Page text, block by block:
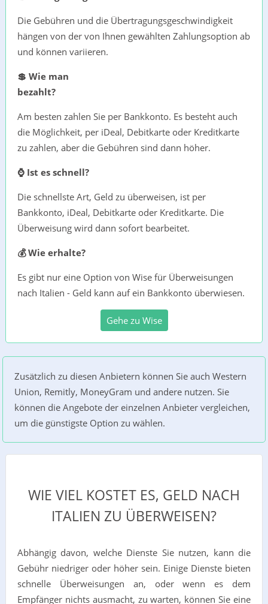
Die Gebühren und die Übertragungsgeschwindigkeit
hängen von der von Ihnen gewählten Zahlungsoption ab
und können variieren.
💲 Wie man
bezahlt?
Am besten zahlen Sie per Bankkonto. Es besteht auch
die Möglichkeit, per iDeal, Debitkarte oder Kreditkarte
zu zahlen, aber die Gebühren sind dann höher.
⌚ Ist es schnell?
Die schnellste Art, Geld zu überweisen, ist per
Bankkonto, iDeal, Debitkarte oder Kreditkarte. Die
Überweisung wird dann sofort bearbeitet.
💰 Wie erhalte?
Es gibt nur eine Option von Wise für Überweisungen
nach Italien - Geld kann auf ein Bankkonto überwiesen.
Gehe zu Wise
Zusätzlich zu diesen Anbietern können Sie auch Western
Union, Remitly, MoneyGram und andere nutzen. Sie
können die Angebote der einzelnen Anbieter vergleichen,
um die günstigste Option zu wählen.
WIE VIEL KOSTET ES, GELD NACH
ITALIEN ZU ÜBERWEISEN?
Abhängig davon, welche Dienste Sie nutzen, kann die
Gebühr niedriger oder höher sein. Einige Dienste bieten
schnelle Überweisungen an, oder wenn es dem
Empfänger nichts ausmacht, zu warten, können Sie eine